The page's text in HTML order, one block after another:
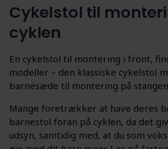
Cykelstol til
cyklen
En cykelstol til montering i front,
modeller – den klassiske cykelstol
barnesæde til montering på
Mange foretrækker at have deres
barnestol foran på cyklen, da det
udsyn, samtidig med, at du som